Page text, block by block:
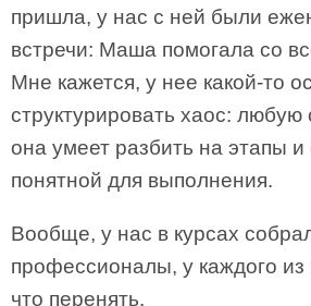
пришла, у нас с ней были
встречи: Маша помогала со
Мне кажется, у нее какой-то
структурировать хаос:
она умеет разбить на этапы и
понятной для выполнения.
Вообще, у нас в курсах
профессионалы, у каждого из
что перенять.